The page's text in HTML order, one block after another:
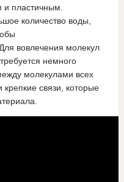
и пластичным.
количество воды,
вовлечения молекул
немного
молекулами всех
крепкие связи, которые